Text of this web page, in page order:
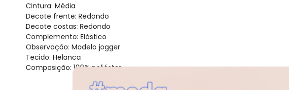
Cintura: Média
Decote frente: Redondo
Decote costas: Redondo
Complemento: Elástico
Observação: Modelo jogger
Tecido: Helanca
Composição: 100% poliéster